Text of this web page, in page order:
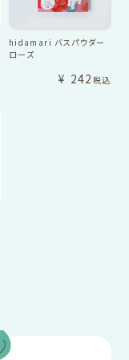
hidamari バスパウダー
ローズ
¥ 242 税込